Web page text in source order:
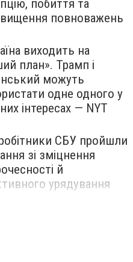
побиття та
повноважень
виходить на
план». Трамп і
можуть
одне одного у
інтересах — NYT
СБУ пройшли
зі зміцнення
й
урядування
у CENTCOM